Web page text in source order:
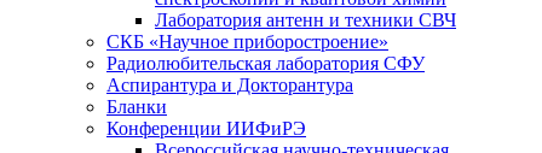
Лаборатория антенн и техники СВЧ
СКБ «Научное приборостроение»
Радиолюбительская лаборатория СФУ
Аспирантура и Докторантура
Бланки
Конференции ИИФиРЭ